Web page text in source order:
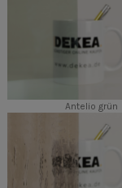
Antelio grün